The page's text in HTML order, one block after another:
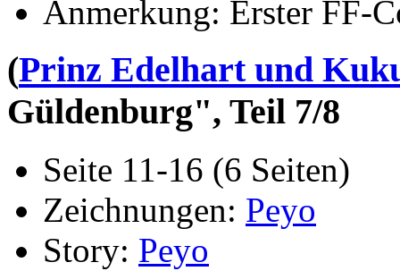
Anmerkung: Erster FF-
(Prinz Edelhart und
Güldenburg", Teil 7/8
Seite 11-16 (6 Seiten)
Zeichnungen: Peyo
Story: Peyo